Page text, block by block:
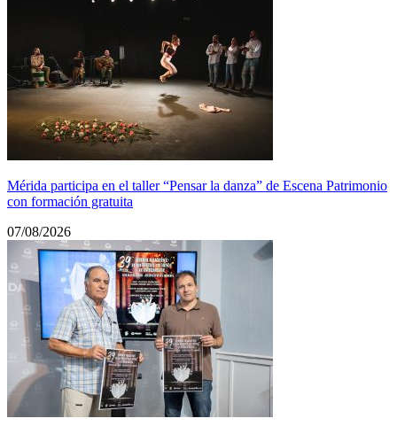
Mérida participa en el taller “Pensar la danza” de Escena Patrimonio
con formación gratuita
07/08/2026